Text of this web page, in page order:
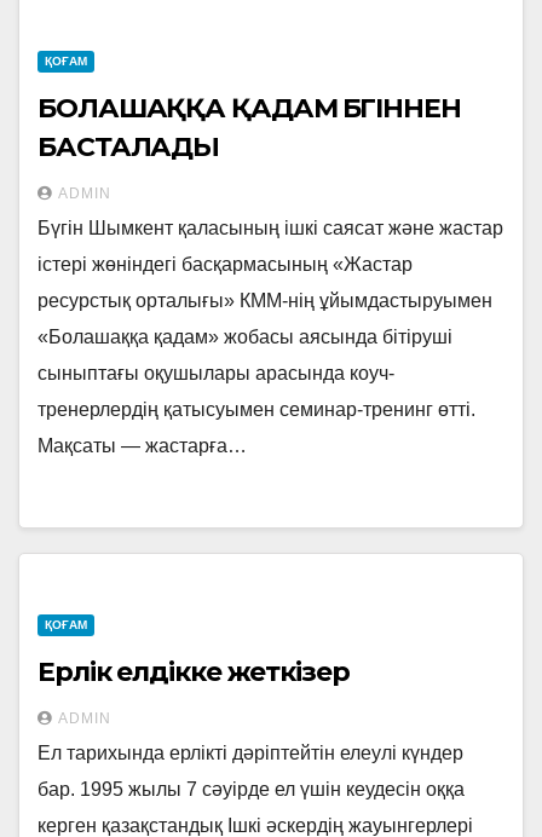
ҚОҒАМ
БОЛАШАҚҚА ҚАДАМ БҮГІННЕН
БАСТАЛАДЫ
ADMIN
Бүгін Шымкент қаласының ішкі саясат және жастар
істері жөніндегі басқармасының «Жастар
ресурстық орталығы» КММ-нің ұйымдастыруымен
«Болашаққа қадам» жобасы аясында бітіруші
сыныптағы оқушылары арасында коуч-
тренерлердің қатысуымен семинар-тренинг өтті.
Мақсаты — жастарға…
ҚОҒАМ
Ерлік елдікке жеткізер
ADMIN
Ел тарихында ерлікті дәріптейтін елеулі күндер
бар. 1995 жылы 7 сәуірде ел үшін кеудесін оққа
керген қазақстандық Ішкі әскердің жауынгерлері